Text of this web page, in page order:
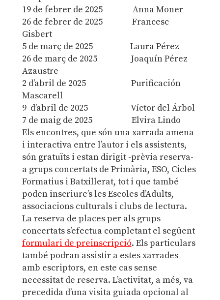
19 de febrer de 2025 Anna Moner
26 de febrer de 2025 Francesc
Gisbert
5 de març de 2025 Laura Pérez
26 de març de 2025 Joaquín Pérez
Azaustre
2 d’abril de 2025 Purificación
Mascarell
9 d’abril de 2025 Víctor del Árbol
7 de maig de 2025 Elvira Lindo
Els encontres, que són una xarrada amena
i interactiva entre l’autor i els assistents,
són gratuïts i estan dirigit -prèvia reserva-
a grups concertats de Primària, ESO, Cicles
Formatius i Batxillerat, tot i que també
poden inscriure’s les Escoles d’Adults,
associacions culturals i clubs de lectura.
La reserva de places per als grups
concertats s’efectua completant el següent
formulari de preinscripció. Els particulars
també podran assistir a estes xarrades
amb escriptors, en este cas sense
necessitat de reserva. L’activitat, a més, va
precedida d’una visita guiada opcional al